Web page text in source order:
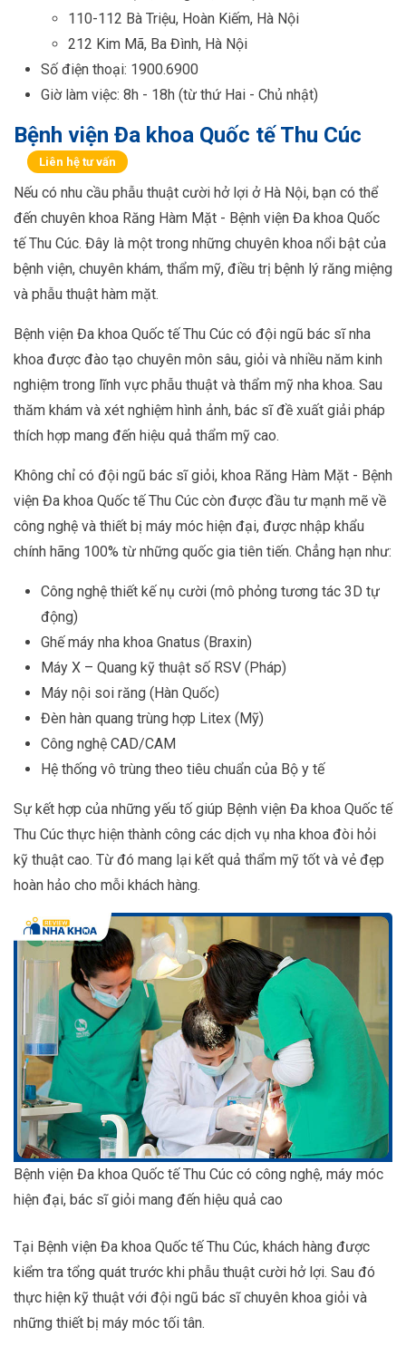
110-112 Bà Triệu, Hoàn Kiếm, Hà Nội
212 Kim Mã, Ba Đình, Hà Nội
Số điện thoại: 1900.6900
Giờ làm việc: 8h - 18h (từ thứ Hai - Chủ nhật)
Bệnh viện Đa khoa Quốc tế Thu Cúc
Liên hệ tư vấn
Nếu có nhu cầu phẫu thuật cười hở lợi ở Hà Nội, bạn có thể
đến chuyên khoa Răng Hàm Mặt - Bệnh viện Đa khoa Quốc
tế Thu Cúc. Đây là một trong những chuyên khoa nổi bật của
bệnh viện, chuyên khám, thẩm mỹ, điều trị bệnh lý răng miệng
và phẫu thuật hàm mặt.
Bệnh viện Đa khoa Quốc tế Thu Cúc có đội ngũ bác sĩ nha
khoa được đào tạo chuyên môn sâu, giỏi và nhiều năm kinh
nghiệm trong lĩnh vực phẫu thuật và thẩm mỹ nha khoa. Sau
thăm khám và xét nghiệm hình ảnh, bác sĩ đề xuất giải pháp
thích hợp mang đến hiệu quả thẩm mỹ cao.
Không chỉ có đội ngũ bác sĩ giỏi, khoa Răng Hàm Mặt - Bệnh
viện Đa khoa Quốc tế Thu Cúc còn được đầu tư mạnh mẽ về
công nghệ và thiết bị máy móc hiện đại, được nhập khẩu
chính hãng 100% từ những quốc gia tiên tiến. Chẳng hạn như:
Công nghệ thiết kế nụ cười (mô phỏng tương tác 3D tự
động)
Ghế máy nha khoa Gnatus (Braxin)
Máy X – Quang kỹ thuật số RSV (Pháp)
Máy nội soi răng (Hàn Quốc)
Đèn hàn quang trùng hợp Litex (Mỹ)
Công nghệ CAD/CAM
Hệ thống vô trùng theo tiêu chuẩn của Bộ y tế
Sự kết hợp của những yếu tố giúp Bệnh viện Đa khoa Quốc tế
Thu Cúc thực hiện thành công các dịch vụ nha khoa đòi hỏi
kỹ thuật cao. Từ đó mang lại kết quả thẩm mỹ tốt và vẻ đẹp
hoàn hảo cho mỗi khách hàng.
Bệnh viện Đa khoa Quốc tế Thu Cúc có công nghệ, máy móc
hiện đại, bác sĩ giỏi mang đến hiệu quả cao
Tại Bệnh viện Đa khoa Quốc tế Thu Cúc, khách hàng được
kiểm tra tổng quát trước khi phẫu thuật cười hở lợi. Sau đó
thực hiện kỹ thuật với đội ngũ bác sĩ chuyên khoa giỏi và
những thiết bị máy móc tối tân.